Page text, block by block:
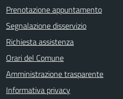
Prenotazione appuntamento
Segnalazione disservizio
Richiesta assistenza
Orari del Comune
Amministrazione trasparente
Informativa privacy